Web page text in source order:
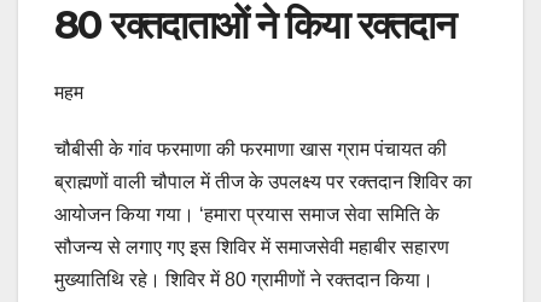
80 रक्तदाताओं ने किया रक्तदान
महम
चौबीसी के गांव फरमाणा की फरमाणा खास ग्राम पंचायत की
ब्राह्मणों वाली चौपाल में तीज के उपलक्ष्य पर रक्तदान शिविर का
आयोजन किया गया। ‘हमारा प्रयास समाज सेवा समिति के
सौजन्य से लगाए गए इस शिविर में समाजसेवी महाबीर सहारण
मुख्यातिथि रहे। शिविर में 80 ग्रामीणों ने रक्तदान किया।